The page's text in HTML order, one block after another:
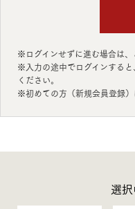
※ログインせずに進む場合は、
※入力の途中でログインする
ください。
※初めての方（新規会員登録）
選